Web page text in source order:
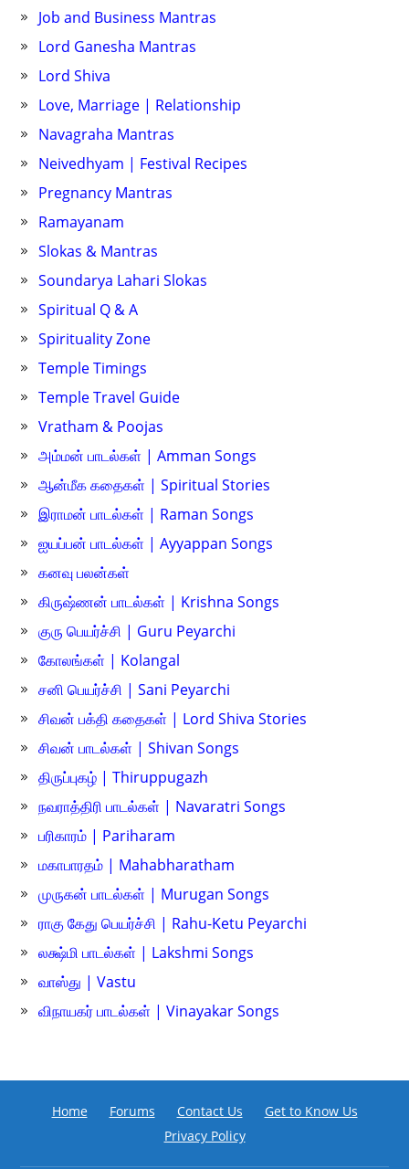
Job and Business Mantras
Lord Ganesha Mantras
Lord Shiva
Love, Marriage | Relationship
Navagraha Mantras
Neivedhyam | Festival Recipes
Pregnancy Mantras
Ramayanam
Slokas & Mantras
Soundarya Lahari Slokas
Spiritual Q & A
Spirituality Zone
Temple Timings
Temple Travel Guide
Vratham & Poojas
அம்மன் பாடல்கள் | Amman Songs
ஆன்மீக கதைகள் | Spiritual Stories
இராமன் பாடல்கள் | Raman Songs
ஐயப்பன் பாடல்கள் | Ayyappan Songs
கனவு பலன்கள்
கிருஷ்ணன் பாடல்கள் | Krishna Songs
குரு பெயர்ச்சி | Guru Peyarchi
கோலங்கள் | Kolangal
சனி பெயர்ச்சி | Sani Peyarchi
சிவன் பக்தி கதைகள் | Lord Shiva Stories
சிவன் பாடல்கள் | Shivan Songs
திருப்புகழ் | Thiruppugazh
நவராத்திரி பாடல்கள் | Navaratri Songs
பரிகாரம் | Pariharam
மகாபாரதம் | Mahabharatham
முருகன் பாடல்கள் | Murugan Songs
ராகு கேது பெயர்ச்சி | Rahu-Ketu Peyarchi
லக்ஷ்மி பாடல்கள் | Lakshmi Songs
வாஸ்து | Vastu
விநாயகர் பாடல்கள் | Vinayakar Songs
Home Forums Contact Us
Get to Know Us
Privacy Policy